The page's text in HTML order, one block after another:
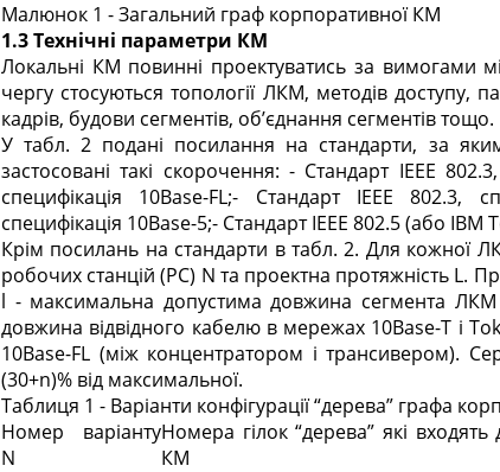
Малюнок 1 - Загальний граф корпоративної КМ
1.3 Технічні параметри КМ
Локальні КМ повинні проектуватись за вимогами
чергу стосуються топології ЛКМ, методів доступу,
кадрів, будови сегментів, об’єднання сегментів тощо.
У табл. 2 подані посилання на стандарти, за
застосовані такі скорочення: - Стандарт IEEE
специфікація 10Base-FL;- Стандарт IEEE 802.3,
специфікація 10Base-5;- Стандарт IEEE 802.5 (або IBM
Крім посилань на стандарти в табл. 2. Для кожної
робочих станцій (РС) N та проектна протяжність L.
l - максимальна допустима довжина сегмента
довжина відвідного кабелю в мережах 10Base-T і
10Base-FL (між концентратором і трансивером).
(30+n)% від максимальної.
Таблиця 1 - Варіанти конфігурації “дерева” графа
Номер варіанту
N
Номера гілок “дерева” які
КМ